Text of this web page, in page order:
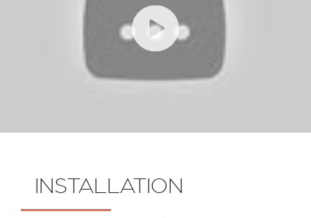
INSTALLATION